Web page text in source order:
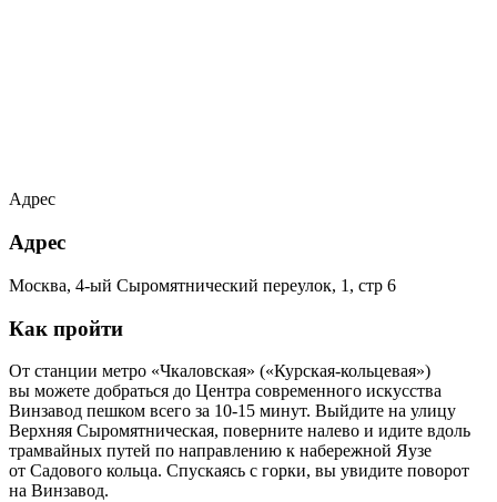
Адрес
Адрес
Москва, 4-ый Сыромятнический переулок, 1, стр 6
Как пройти
От станции метро «Чкаловская» («Курская-кольцевая»)
вы можете добраться до Центра современного искусства
Винзавод пешком всего за 10-15 минут. Выйдите на улицу
Верхняя Сыромятническая, поверните налево и идите вдоль
трамвайных путей по направлению к набережной Яузе
от Садового кольца. Спускаясь с горки, вы увидите поворот
на Винзавод.